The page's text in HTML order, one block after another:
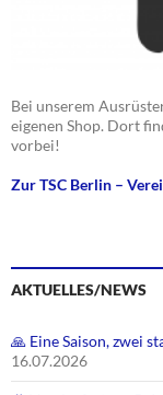
Bei unserem
eigenen Shop. Dort
vorbei!
Zur TSC Berlin –
AKTUELLES/NEWS
🙏 Eine Saison, zwei
16.07.2026